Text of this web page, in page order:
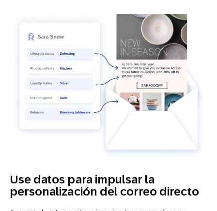
Use datos para impulsar la
personalización del correo directo